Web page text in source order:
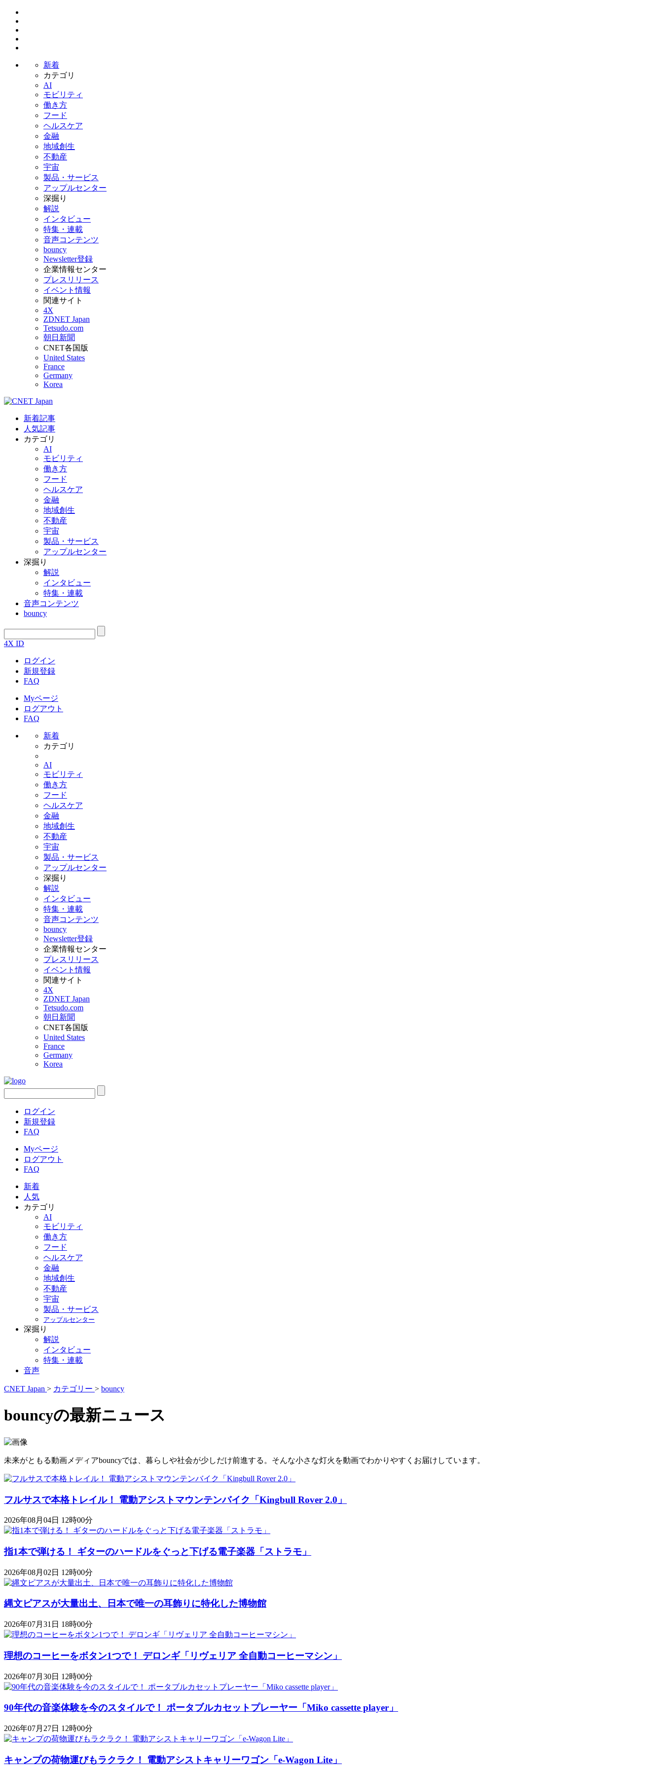
新着
カテゴリ
AI
モビリティ
働き方
フード
ヘルスケア
金融
地域創生
不動産
宇宙
製品・サービス
アップルセンター
深掘り
解説
インタビュー
特集・連載
音声コンテンツ
bouncy
Newsletter登録
企業情報センター
プレスリリース
イベント情報
関連サイト
4X
ZDNET Japan
Tetsudo.com
朝日新聞
CNET各国版
United States
France
Germany
Korea
新着記事
人気記事
カテゴリ
AI
モビリティ
働き方
フード
ヘルスケア
金融
地域創生
不動産
宇宙
製品・サービス
アップルセンター
深掘り
解説
インタビュー
特集・連載
音声コンテンツ
bouncy
4X ID
ログイン
新規登録
FAQ
Myページ
ログアウト
FAQ
新着
カテゴリ
AI
モビリティ
働き方
フード
ヘルスケア
金融
地域創生
不動産
宇宙
製品・サービス
アップルセンター
深掘り
解説
インタビュー
特集・連載
音声コンテンツ
bouncy
Newsletter登録
企業情報センター
プレスリリース
イベント情報
関連サイト
4X
ZDNET Japan
Tetsudo.com
朝日新聞
CNET各国版
United States
France
Germany
Korea
ログイン
新規登録
FAQ
Myページ
ログアウト
FAQ
新着
人気
カテゴリ
AI
モビリティ
働き方
フード
ヘルスケア
金融
地域創生
不動産
宇宙
製品・サービス
アップルセンター
深掘り
解説
インタビュー
特集・連載
音声
CNET Japan > カテゴリー > bouncy
bouncyの最新ニュース
未来がともる動画メディアbouncyでは、暮らしや社会が少しだけ前進する。そんな小さな灯火を動画でわかりやすくお届けしています。
フルサスで本格トレイル！ 電動アシストマウンテンバイク「Kingbull Rover 2.0」
2026年08月04日 12時00分
指1本で弾ける！ ギターのハードルをぐっと下げる電子楽器「ストラモ」
2026年08月02日 12時00分
縄文ピアスが大量出土、日本で唯一の耳飾りに特化した博物館
2026年07月31日 18時00分
理想のコーヒーをボタン1つで！ デロンギ「リヴェリア 全自動コーヒーマシン」
2026年07月30日 12時00分
90年代の音楽体験を今のスタイルで！ ポータブルカセットプレーヤー「Miko cassette player」
2026年07月27日 12時00分
キャンプの荷物運びもラクラク！ 電動アシストキャリーワゴン「​​e-Wagon Lite」